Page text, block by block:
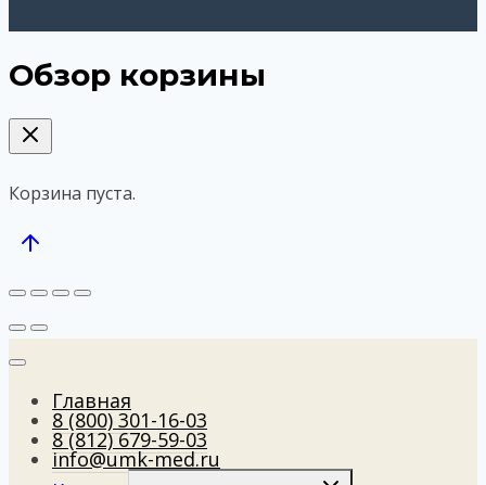
Обзор корзины
Корзина пуста.
Главная
8 (800) 301-16-03
8 (812) 679-59-03
info@umk-med.ru